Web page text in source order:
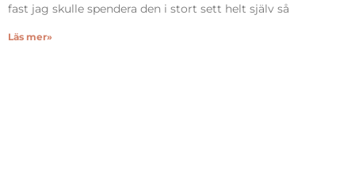
fast jag skulle spendera den i stort sett helt själv så
Läs mer»